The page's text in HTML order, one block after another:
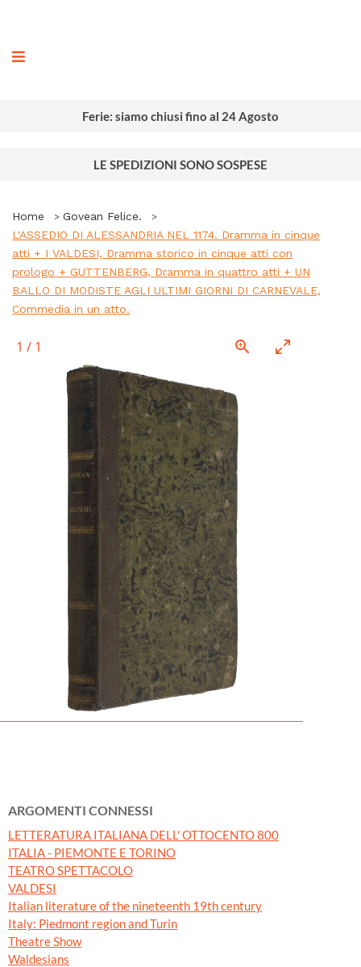
Ferie: siamo chiusi fino al 24 Agosto
LE SPEDIZIONI SONO SOSPESE
Home
Govean Felice.
L'ASSEDIO DI ALESSANDRIA NEL 1174. Dramma in cinque
atti + I VALDESI, Dramma storico in cinque atti con
prologo + GUTTENBERG, Dramma in quattro atti + UN
BALLO DI MODISTE AGLI ULTIMI GIORNI DI CARNEVALE,
Commedia in un atto.
1 / 1
ARGOMENTI CONNESSI
LETTERATURA ITALIANA DELL' OTTOCENTO 800
ITALIA - PIEMONTE E TORINO
TEATRO SPETTACOLO
VALDESI
Italian literature of the nineteenth 19th century
Italy: Piedmont region and Turin
Theatre Show
Waldesians